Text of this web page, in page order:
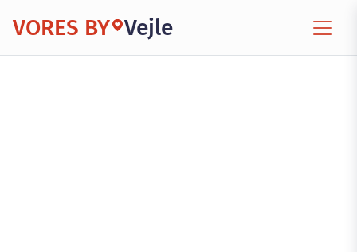
VORES BY Vejle